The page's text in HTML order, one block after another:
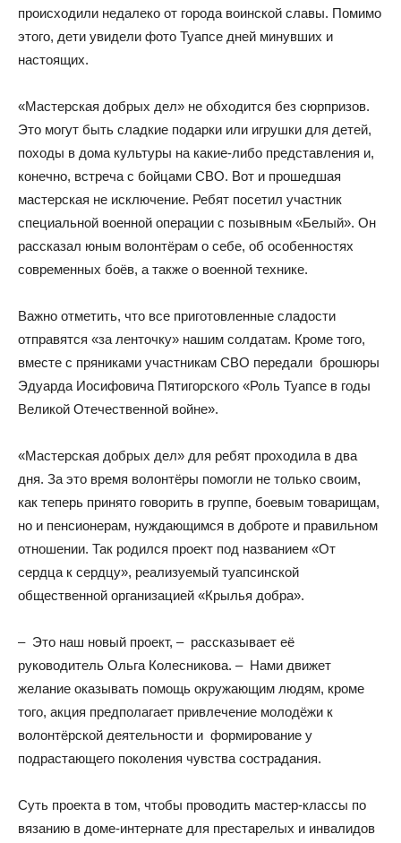
происходили недалеко от города воинской славы. Помимо
этого, дети увидели фото Туапсе дней минувших и
настоящих.
«Мастерская добрых дел» не обходится без сюрпризов.
Это могут быть сладкие подарки или игрушки для детей,
походы в дома культуры на какие-либо представления и,
конечно, встреча с бойцами СВО. Вот и прошедшая
мастерская не исключение. Ребят посетил участник
специальной военной операции с позывным «Белый». Он
рассказал юным волонтёрам о себе, об особенностях
современных боёв, а также о военной технике.
Важно отметить, что все приготовленные сладости
отправятся «за ленточку» нашим солдатам. Кроме того,
вместе с пряниками участникам СВО передали брошюры
Эдуарда Иосифовича Пятигорского «Роль Туапсе в годы
Великой Отечественной войне».
«Мастерская добрых дел» для ребят проходила в два
дня. За это время волонтёры помогли не только своим,
как теперь принято говорить в группе, боевым товарищам,
но и пенсионерам, нуждающимся в доброте и правильном
отношении. Так родился проект под названием «От
сердца к сердцу», реализуемый туапсинской
общественной организацией «Крылья добра».
– Это наш новый проект, – рассказывает её
руководитель Ольга Колесникова. – Нами движет
желание оказывать помощь окружающим людям, кроме
того, акция предполагает привлечение молодёжи к
волонтёрской деятельности и формирование у
подрастающего поколения чувства сострадания.
Суть проекта в том, чтобы проводить мастер-классы по
вязанию в доме-интернате для престарелых и инвалидов